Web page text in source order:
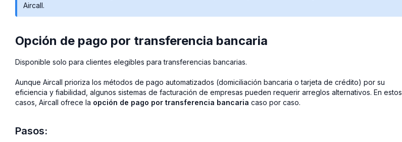
Aircall.
Opción de pago por transferencia bancaria
Disponible solo para clientes elegibles para transferencias bancarias.
Aunque Aircall prioriza los métodos de pago automatizados (domiciliación bancaria o tarjeta de crédito) por su
eficiencia y fiabilidad, algunos sistemas de facturación de empresas pueden requerir arreglos alternativos. En estos
casos, Aircall ofrece la opción de pago por transferencia bancaria caso por caso.
Pasos: